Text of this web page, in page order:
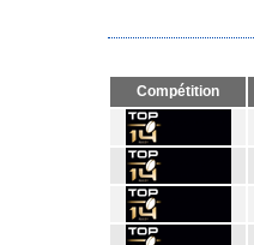
Compétition